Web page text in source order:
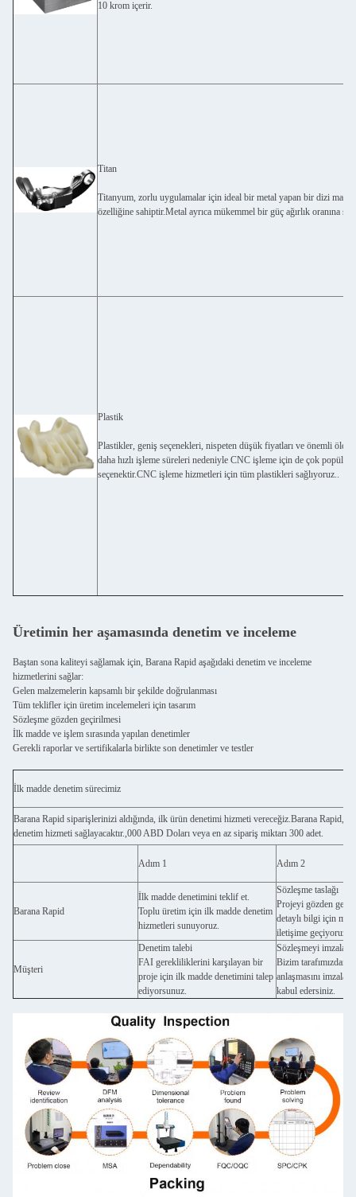
10 krom içerir.
Titan
Titanyum, zorlu uygulamalar için ideal bir metal yapan bir dizi
özelliğine sahiptir.Metal ayrıca mükemmel bir güç ağırlık oranına
Plastik
Plastikler, geniş seçenekleri, nispeten düşük fiyatları ve önemli
daha hızlı işleme süreleri nedeniyle CNC işleme için de çok popüler
seçenektir.CNC işleme hizmetleri için tüm plastikleri sağlıyoruz..
Üretimin her aşamasında denetim ve inceleme
Baştan sona kaliteyi sağlamak için, Barana Rapid aşağıdaki denetim ve inceleme
hizmetlerini sağlar:
Gelen malzemelerin kapsamlı bir şekilde doğrulanması
Tüm teklifler için üretim incelemeleri için tasarım
Sözleşme gözden geçirilmesi
İlk madde ve işlem sırasında yapılan denetimler
Gerekli raporlar ve sertifikalarla birlikte son denetimler ve testler
İlk madde denetim sürecimiz
Barana Rapid siparişlerinizi aldığında, ilk ürün denetimi hizmeti vereceğiz.Barana Rapid,
denetim hizmeti sağlayacaktır.,000 ABD Doları veya en az sipariş miktarı 300 adet.
Adım 1 Adım 2
Barana Rapid
İlk madde denetimini teklif et.
Toplu üretim için ilk madde denetim
hizmetleri sunuyoruz.
Sözleşme taslağı
Projeyi gözden
detaylı bilgi için
iletişime geçiyoruz.
Müşteri
Denetim talebi
FAI gerekliliklerini karşılayan bir
proje için ilk madde denetimini talep
ediyorsunuz.
Sözleşmeyi
Bizim tarafımızdan
anlaşmasını imzalar
kabul edersiniz.